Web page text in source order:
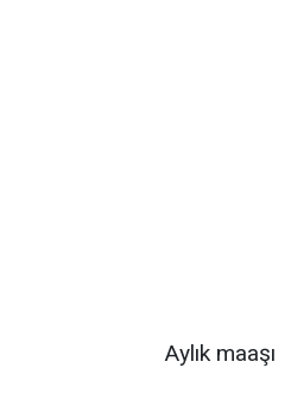
Aylık maaşı